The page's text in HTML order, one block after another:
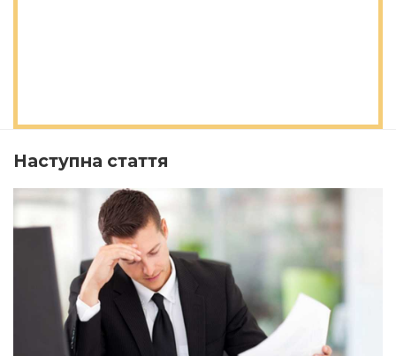
Наступна стаття